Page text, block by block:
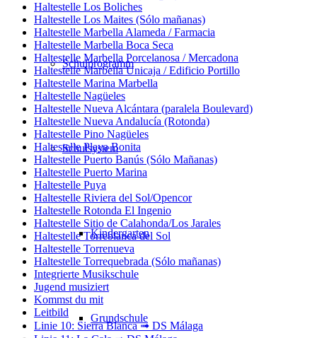
Schulprogramm
Schulsystem
Kindergarten
Grundschule
Haltestelle Los Boliches
Haltestelle Los Maites (Sólo mañanas)
Haltestelle Marbella Alameda / Farmacia
Haltestelle Marbella Boca Seca
Haltestelle Marbella Porcelanosa / Mercadona
Haltestelle Marbella Unicaja / Edificio Portillo
Haltestelle Marina Marbella
Haltestelle Nagüeles
Haltestelle Nueva Alcántara (paralela Boulevard)
Haltestelle Nueva Andalucía (Rotonda)
Haltestelle Pino Nagüeles
Haltestelle Playa Bonita
Haltestelle Puerto Banús (Sólo Mañanas)
Haltestelle Puerto Marina
Haltestelle Puya
Haltestelle Riviera del Sol/Opencor
Haltestelle Rotonda El Ingenio
Haltestelle Sitio de Calahonda/Los Jarales
Haltestelle Torreblanca del Sol
Haltestelle Torrenueva
Haltestelle Torrequebrada (Sólo mañanas)
Integrierte Musikschule
Jugend musiziert
Kommst du mit
Leitbild
Linie 10: Sierra Blanca ➟ DS Málaga